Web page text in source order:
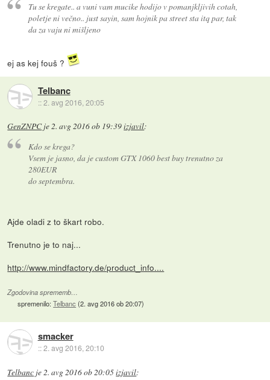
Tu se kregate.. a vuni vam mucike hodijo v pomanjkljivih cotah,
poletje ni večno.. just sayin, sam hojnik pa street sta itq par, tak
da za vaju ni mišljeno
ej as kej fouš ?
Telbanc
::2. avg 2016, 20:05
GenZNPCje2. avg 2016 ob 19:39izjavil:
Kdo se krega?
Vsem je jasno, da je custom GTX 1060 best buy trenutno za
280EUR
do septembra.
Ajde oladi z to škart robo.
Trenutno je to naj...
http://www.mindfactory.de/product_info....
Zgodovina sprememb…
spremenilo:Telbanc (2. avg 2016 ob 20:07)
smacker
::2. avg 2016, 20:10
Telbanc je2. avg 2016 ob 20:05izjavil: